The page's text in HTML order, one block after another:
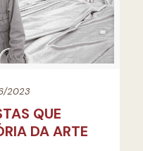
2023
QUE
DA ARTE